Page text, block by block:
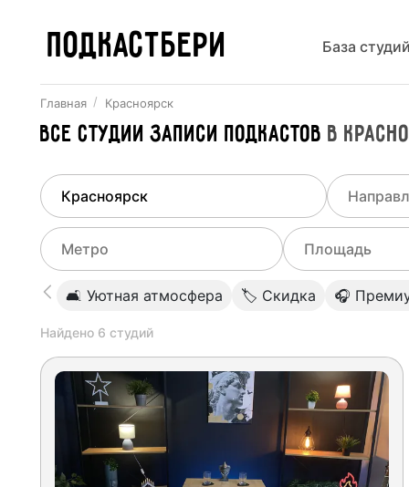
ПОДКАСТБЕРИ База студий
Главная Красноярск
ВсеСтудии записи подкастов в
Найдено
Выберите город
Не указывать
Москва
Санкт-Петербург
Все
Выберите метро
Не указывать
Мичуринец(Калужско-Нижегородский)
Переделкино Калужско-Нижегородский)
Рассказовка( Солнцевская)
Выберите
🛋 Уютная атмосфера 🏷 Скидка 🎧
Найдено 6 студий